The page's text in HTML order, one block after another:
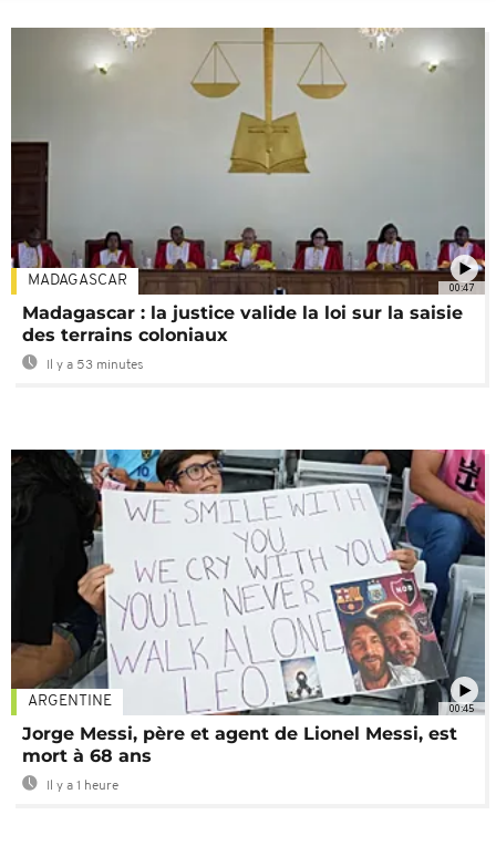
00:47
MADAGASCAR
Madagascar : la justice valide la loi sur la saisie
des terrains coloniaux
Il y a 53 minutes
00:45
ARGENTINE
Jorge Messi, père et agent de Lionel Messi, est
mort à 68 ans
Il y a 1 heure